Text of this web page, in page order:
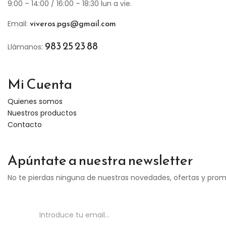
9:00 – 14:00 / 16:00 – 18:30 lun a vie.
Email: viveros.pgs@gmail.com
Llámanos: 983 25 23 88
Mi Cuenta
Quienes somos
Nuestros productos
Contacto
Apúntate a nuestra newsletter
No te pierdas ninguna de nuestras novedades, ofertas y